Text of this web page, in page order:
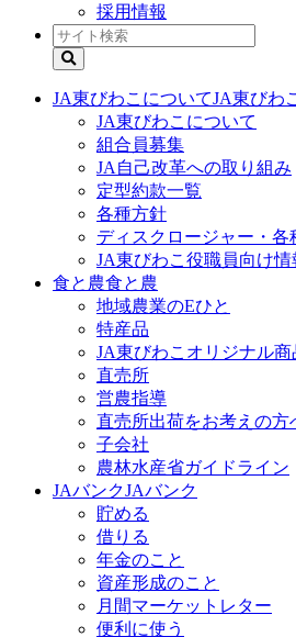
採用情報
JA東びわこについてJA東びわ
JA東びわこについて
組合員募集
JA自己改革への取り組み
定型約款一覧
各種方針
ディスクロージャー・各
JA東びわこ役職員向け情
食と農食と農
地域農業のEひと
特産品
JA東びわこオリジナル商
直売所
営農指導
直売所出荷をお考えの方
子会社
農林水産省ガイドライン
JAバンクJAバンク
貯める
借りる
年金のこと
資産形成のこと
月間マーケットレター
便利に使う